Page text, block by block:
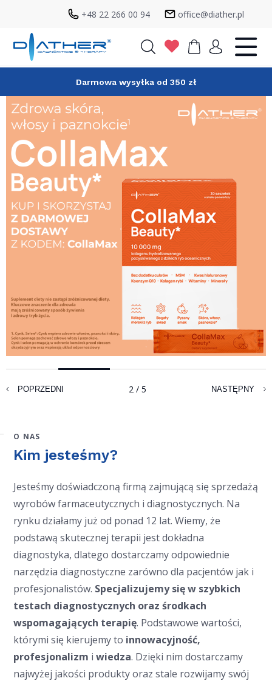
+48 22 266 00 94 office@diather.pl
Darmowa wysyłka od 350 zł
POPRZEDNI 2 / 5 NASTĘPNY
O NAS
Kim jesteśmy?
Jesteśmy doświadczoną firmą zajmującą się sprzedażą
wyrobów farmaceutycznych i diagnostycznych. Na
rynku działamy już od ponad 12 lat. Wiemy, że
podstawą skutecznej terapii jest dokładna
diagnostyka, dlatego dostarczamy odpowiednie
narzędzia diagnostyczne zarówno dla pacjentów jak i
profesjonalistów. Specjalizujemy się w szybkich
testach diagnostycznych oraz środkach
wspomagających terapię. Podstawowe wartości,
którymi się kierujemy to innowacyjność,
profesjonalizm iwiedza. Dzięki nim dostarczamy
najwyżej jakości produkty oraz stale rozwijamy swój